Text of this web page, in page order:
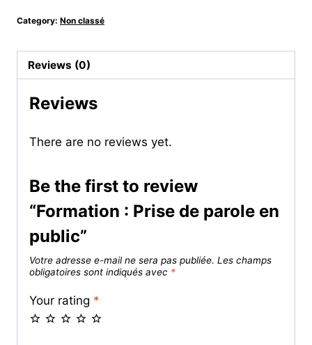
Category: Non classé
Reviews (0)
Reviews
There are no reviews yet.
Be the first to review
“Formation : Prise de parole en
public”
Votre adresse e-mail ne sera pas publiée. Les champs
obligatoires sont indiqués avec *
Your rating *